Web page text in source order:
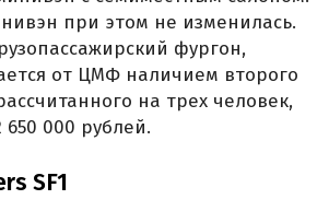
при этом не изменилась.
фургон,
от ЦМФ наличием второго
на трех человек,
000 рублей.
SF1